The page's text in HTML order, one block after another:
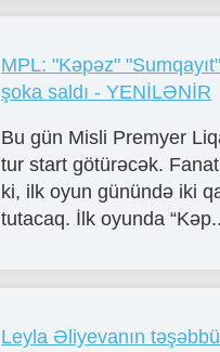
MPL: "Kəpəz"
şoka saldı - YENİLƏNİR
Bu gün Misli Premyer
tur start götürəcək.
ki, ilk oyun günündə iki
tutacaq. İlk oyunda
Leyla Əliyevanın